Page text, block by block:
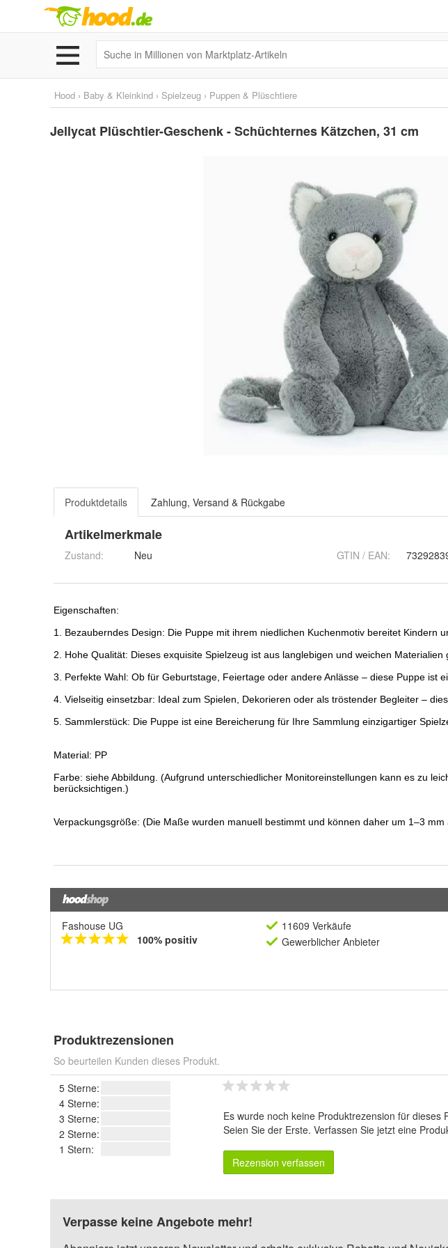
Hood › Baby & Kleinkind › Spielzeug › Puppen & Plüschtiere
Jellycat Plüschtier-Geschenk - Schüchternes Kätzchen, 31 cm
Produktdetails Zahlung, Versand & Rückgabe
Artikelmerkmale
Zustand: Neu GTIN / EAN:
Fashouse UG
100% positiv
11609 Verkäufe
Gewerblicher Anbieter
Produktrezensionen
So beurteilen Kunden dieses Produkt.
5 Sterne:
4 Sterne:
3 Sterne:
2 Sterne:
1 Stern:
Es wurde noch keine Produktrezension für dieses
Seien Sie der Erste. Verfassen Sie jetzt eine
Rezension verfassen
Verpasse keine Angebote mehr!